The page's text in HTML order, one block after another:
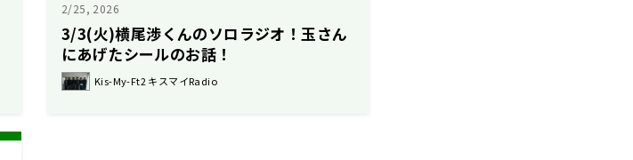
2/25, 2026
3/3(火)横尾渉くんのソロラジオ！玉さん
にあげたシールのお話！
Kis-My-Ft2 キスマイRadio